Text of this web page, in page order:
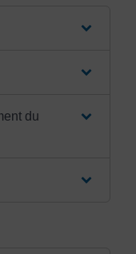
du